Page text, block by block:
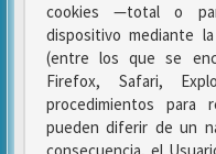
cookies —total o
dispositivo mediante
(entre los que se
Firefox, Safari,
procedimientos para
pueden diferir de un